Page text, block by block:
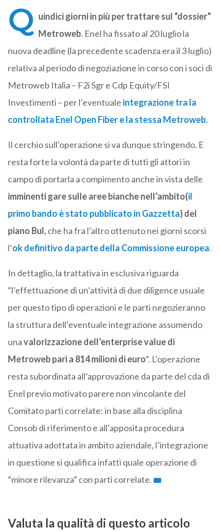
Q uindici giorni in più per trattare sul “dossier”
Metroweb. Enel ha fissato al 20 luglio la
nuova deadline (la precedente scadenza era il 3 luglio)
relativa al periodo di negoziazione in corso con i soci di
Metroweb Italia – F2i Sgr e Cdp Equity/FSI
Investimenti – per l’eventuale integrazione tra la
controllata Enel Open Fiber e la stessa Metroweb.
Il cerchio sull’operazione si va dunque stringendo. E
resta forte la volontà da parte di tutti gli attori in
campo di portarla a compimento anche in vista delle
imminenti gare sulle aree bianche nell’ambito(il
primo bando è stato pubblicato in Gazzetta)del
piano Bul,che ha fra l’altro ottenuto nei giorni scorsi
l’ok definitivo da parte della Commissione europea.
In dettaglio, la trattativa in esclusiva riguarda
“l’effettuazione di un’attività di due diligence usuale
per questo tipo di operazioni e le parti negozieranno
la struttura dell’eventuale integrazione assumendo
unavalorizzazione dell’enterprise value di
Metroweb pari a 814 milioni di euro“. L’operazione
resta subordinata all’approvazione da parte del cda di
Enel previo motivato parere non vincolante del
Comitato parti correlate: in base alla disciplina
Consob di riferimento e all’apposita procedura
attuativa adottata in ambito aziendale, l’integrazione
in questione si qualifica infatti quale operazione di
“minore rilevanza” con parti correlate.
Valuta la qualità di questo articolo